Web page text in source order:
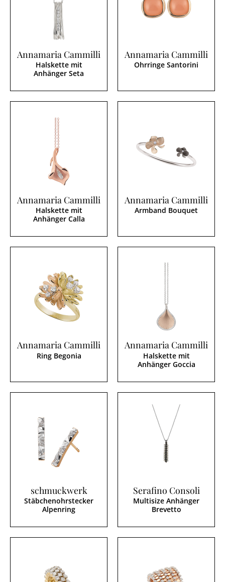
Annamaria Cammilli
Halskette mit
Anhänger Seta
Annamaria Cammilli
Ohrringe Santorini
Annamaria Cammilli
Halskette mit
Anhänger Calla
Annamaria Cammilli
Armband Bouquet
Annamaria Cammilli
Ring Begonia
Annamaria Cammilli
Halskette mit
Anhänger Goccia
schmuckwerk
Stäbchenohrstecker
Alpenring
Serafino Consoli
Multisize Anhänger
Brevetto